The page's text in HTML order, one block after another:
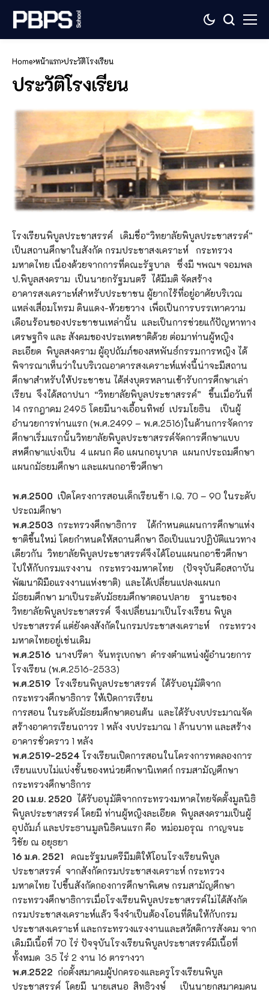
Home หน้าแรก ประวัติโรงเรียน
ประวัติโรงเรียน
โรงเรียนพิบูลประชาสรรค์ เดิมชื่อ“วิทยาลัยพิบูลประชาสรรค์”
เป็นสถานศึกษาในสังกัด กรมประชาสงเคราะห์ กระทรวง
มหาดไทย เนื่องด้วยจากการที่คณะรัฐบาล ซึ่งมี ฯพณฯ จอมพล
ป.พิบูลสงคราม เป็นนายกรัฐมนตรี ได้มีมติ จัดสร้าง
อาคารสงเคราะห์สำหรับประชาชน ผู้ยากไร้ที่อยู่อาศัยบริเวณ
แหล่งเสื่อมโทรม ดินแดง-ห้วยขวาง เพื่อเป็นการบรรเทาความ
เดือนร้อนของประชาชนเหล่านั้น และเป็นการช่วยแก้ปัญหาทาง
เศรษฐกิจ และ สังคมของประเทศชาติด้วย ต่อมาท่านผู้หญิง
ละเอียด พิบูลสงคราม ผู้อุปถัมภ์ของสหพันธ์กรรมการหญิง ได้
พิจารณาเห็นว่าในบริเวณอาคารสงเคราะห์แห่งนี้น่าจะมีสถาน
ศึกษาสำหรับให้ประชาชน ได้ส่งบุตรหลานเข้ารับการศึกษาเล่า
เรียน จึงได้สถาปนา “วิทยาลัยพิบูลประชาสรรค์” ขึ้นเมื่อวันที่
14 กรกฎาคม 2495 โดยมีนางเอื้อนทิพย์ เปรมโยธิน เป็นผู้
อำนวยการท่านแรก (พ.ศ.2499 – พ.ศ.2516)ในด้านการจัดการ
ศึกษาเริ่มแรกนั้นวิทยาลัยพิบูลประชาสรรค์จัดการศึกษาแบบ
สหศึกษาแบ่งเป็น 4 แผนก คือ แผนกอนุบาล แผนกประถมศึกษา
แผนกมัธยมศึกษา และแผนกอาชีวศึกษา
พ.ศ.2500 เปิดโครงการสอนเด็กเรียนช้า I.Q. 70 – 90 ในระดับ
ประถมศึกษา
พ.ศ.2503 กระทรวงศึกษาธิการ ได้กำหนดแผนการศึกษาแห่ง
ชาติขึ้นใหม่ โดยกำหนดให้สถานศึกษา ถือเป็นแนวปฏิบัติแนวทาง
เดียวกัน วิทยาลัยพิบูลประชาสรรค์จึงได้โอนแผนกอาชีวศึกษา
ไปให้กับกรมแรงงาน กระทรวงมหาดไทย (ปัจจุบันคือสถาบัน
พัฒนาฝีมือแรงงานแห่งชาติ) และได้เปลี่ยนแปลงแผนก
มัธยมศึกษา มาเป็นระดับมัธยมศึกษาตอนปลาย ฐานะของ
วิทยาลัยพิบูลประชาสรรค์ จึงเปลี่ยนมาเป็นโรงเรียน พิบูล
ประชาสรรค์ แต่ยังคงสังกัดในกรมประชาสงเคราะห์ กระทรวง
มหาดไทยอยู่เช่นเดิม
พ.ศ.2516 นางปรีดา จันทรุเบกษา ดำรงตำแหน่งผู้อำนวยการ
โรงเรียน (พ.ศ.2516-2533)
พ.ศ.2519 โรงเรียนพิบูลประชาสรรค์ ได้รับอนุมัติจาก
กระทรวงศึกษาธิการ ให้เปิดการเรียน
การสอน ในระดับมัธยมศึกษาตอนต้น และได้รับงบประมาณจัด
สร้างอาคารเรียนถาวร 1 หลัง งบประมาณ 1 ล้านบาท และสร้าง
อาคารชั่วคราว 1 หลัง
พ.ศ.2519-2524 โรงเรียนเปิดการสอนในโครงการทดลองการ
เรียนแบบไม่แบ่งชั้นของหน่วยศึกษานิเทศก์ กรมสามัญศึกษา
กระทรวงศึกษาธิการ
20 เม.ย. 2520 ได้รับอนุมัติจากกระทรวงมหาดไทยจัดตั้งมูลนิธิ
พิบูลประชาสรรค์ โดยมี ท่านผู้หญิงละเอียด พิบูลสงครามเป็นผู้
อุปถัมภ์ และประธานมูลนิธิคนแรก คือ หม่อมอรุณ กาญจนะ
วิชัย ณ อยุธยา
16 ม.ค. 2521 คณะรัฐมนตรีมีมติให้โอนโรงเรียนพิบูล
ประชาสรรค์ จากสังกัดกรมประชาสงเคราะห์ กระทรวง
มหาดไทย ไปขึ้นสังกัดกองการศึกษาพิเศษ กรมสามัญศึกษา
กระทรวงศึกษาธิการเมื่อโรงเรียนพิบูลประชาสรรค์ไม่ได้สังกัด
กรมประชาสงเคราะห์แล้ว จึงจำเป็นต้องโอนที่ดินให้กับกรม
ประชาสงเคราะห์ และกระทรวงแรงงานและสวัสดิการสังคม จาก
เดิมมีเนื้อที่ 70 ไร่ ปัจจุบันโรงเรียนพิบูลประชาสรรค์มีเนื้อที่
ทั้งหมด 35 ไร่ 2 งาน 16 ตารางวา
พ.ศ.2522 ก่อตั้งสมาคมผู้ปกครองและครูโรงเรียนพิบูล
ประชาสรรค์ โดยมี นายเสนอ สิทธิวงษ์ เป็นนายกสมาคมคน